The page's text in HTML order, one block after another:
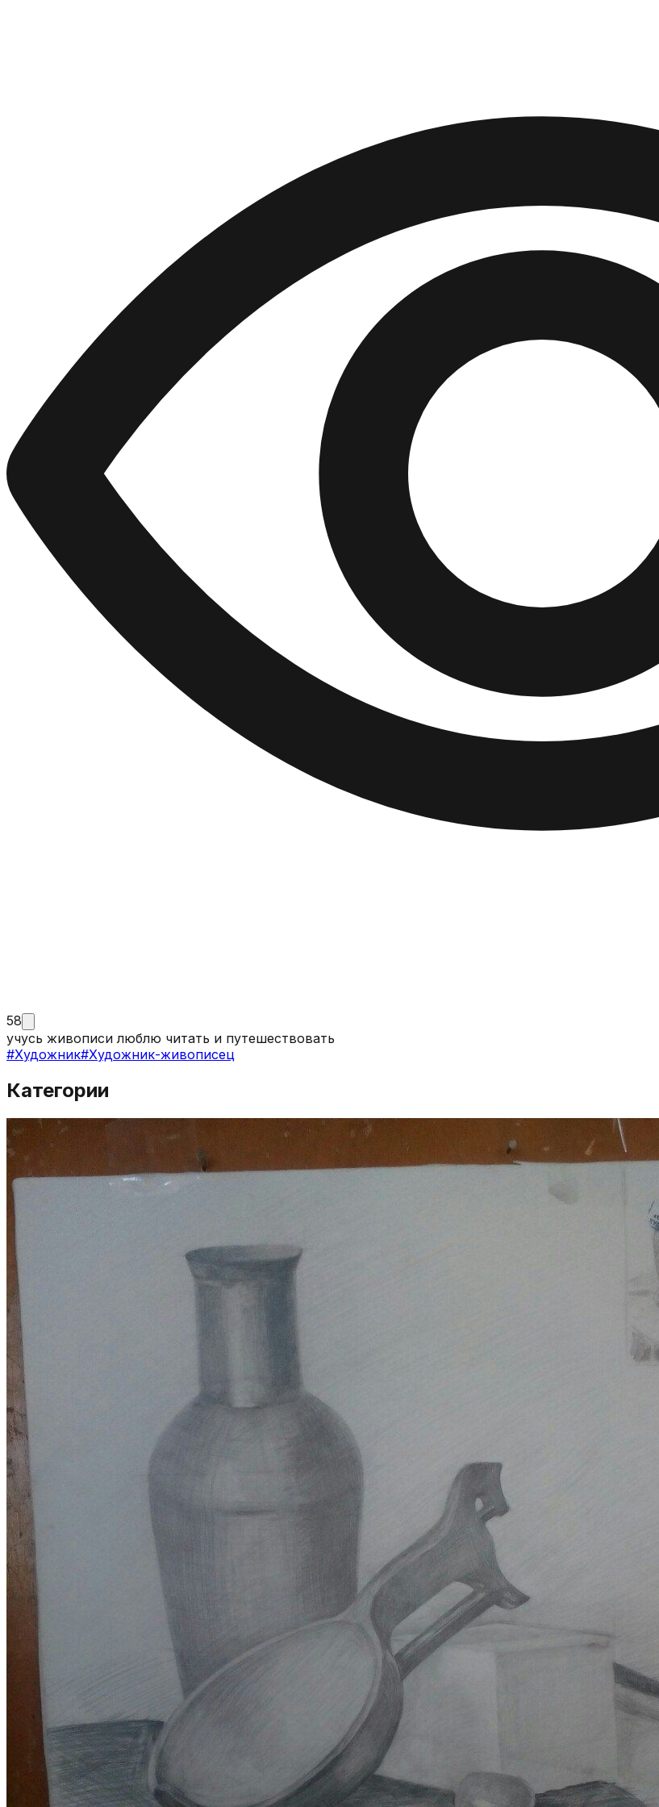
58
учусь живописи люблю читать и путешествовать
#Художник#Художник-живописец
Категории